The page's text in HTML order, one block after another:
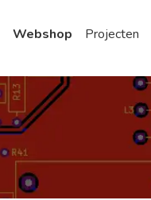
Webshop Projecten